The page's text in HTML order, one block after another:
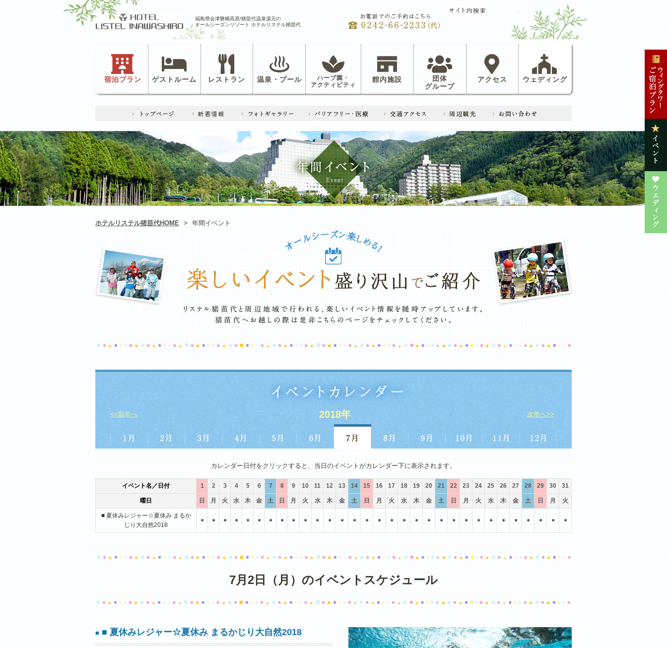
福島県会津磐梯高原/猪苗代温泉湯元の
オールシーズンリゾート ホテルリステル猪苗代
宿泊プラン ゲストルーム レストラン 温泉・プール ハーブ園・
アクティビティ
館内施設
団体
グループ
アクセス ウェディング
ホテルリステル猪苗代HOME > 年間イベント
<<前年へ 2018年 次年へ>>
カレンダー日付をクリックすると、当日のイベントがカレンダー下に表示されます。
イベント名／日付 1 2 3 4 5 6 7 8 9 10 11 12 13 14 15 16 17 18 19 20 21 22 23 24 25 26 27 28 29 30 31
曜日 日 月 火 水 木 金 土 日 月 火 水 木 金 土 日 月 火 水 木 金 土 日 月 火 水 木 金 土 日 月 火
■ 夏休みレジャー☆夏休み まるか
じり大自然2018
● ● ● ● ● ● ● ● ● ● ● ● ● ● ● ● ● ● ● ● ● ● ● ● ● ● ● ● ● ● ●
7月2日（月）のイベントスケジュール
■ ■ 夏休みレジャー☆夏休み まるかじり大自然2018